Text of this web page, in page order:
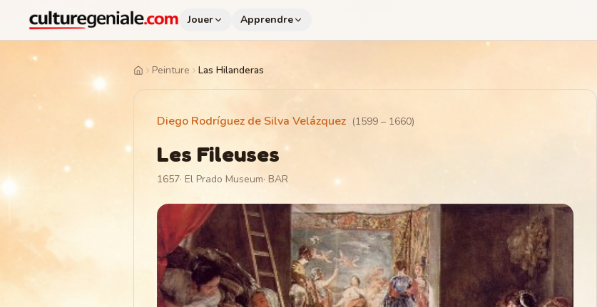
Jouer Apprendre
HomePeinture Las Hilanderas
Diego Rodríguez de Silva Velázquez (1599– 1660)
Les Fileuses
1657· El Prado Museum· BAR